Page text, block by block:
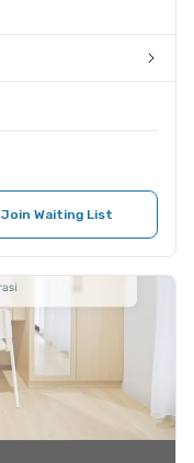
Join Waiting List